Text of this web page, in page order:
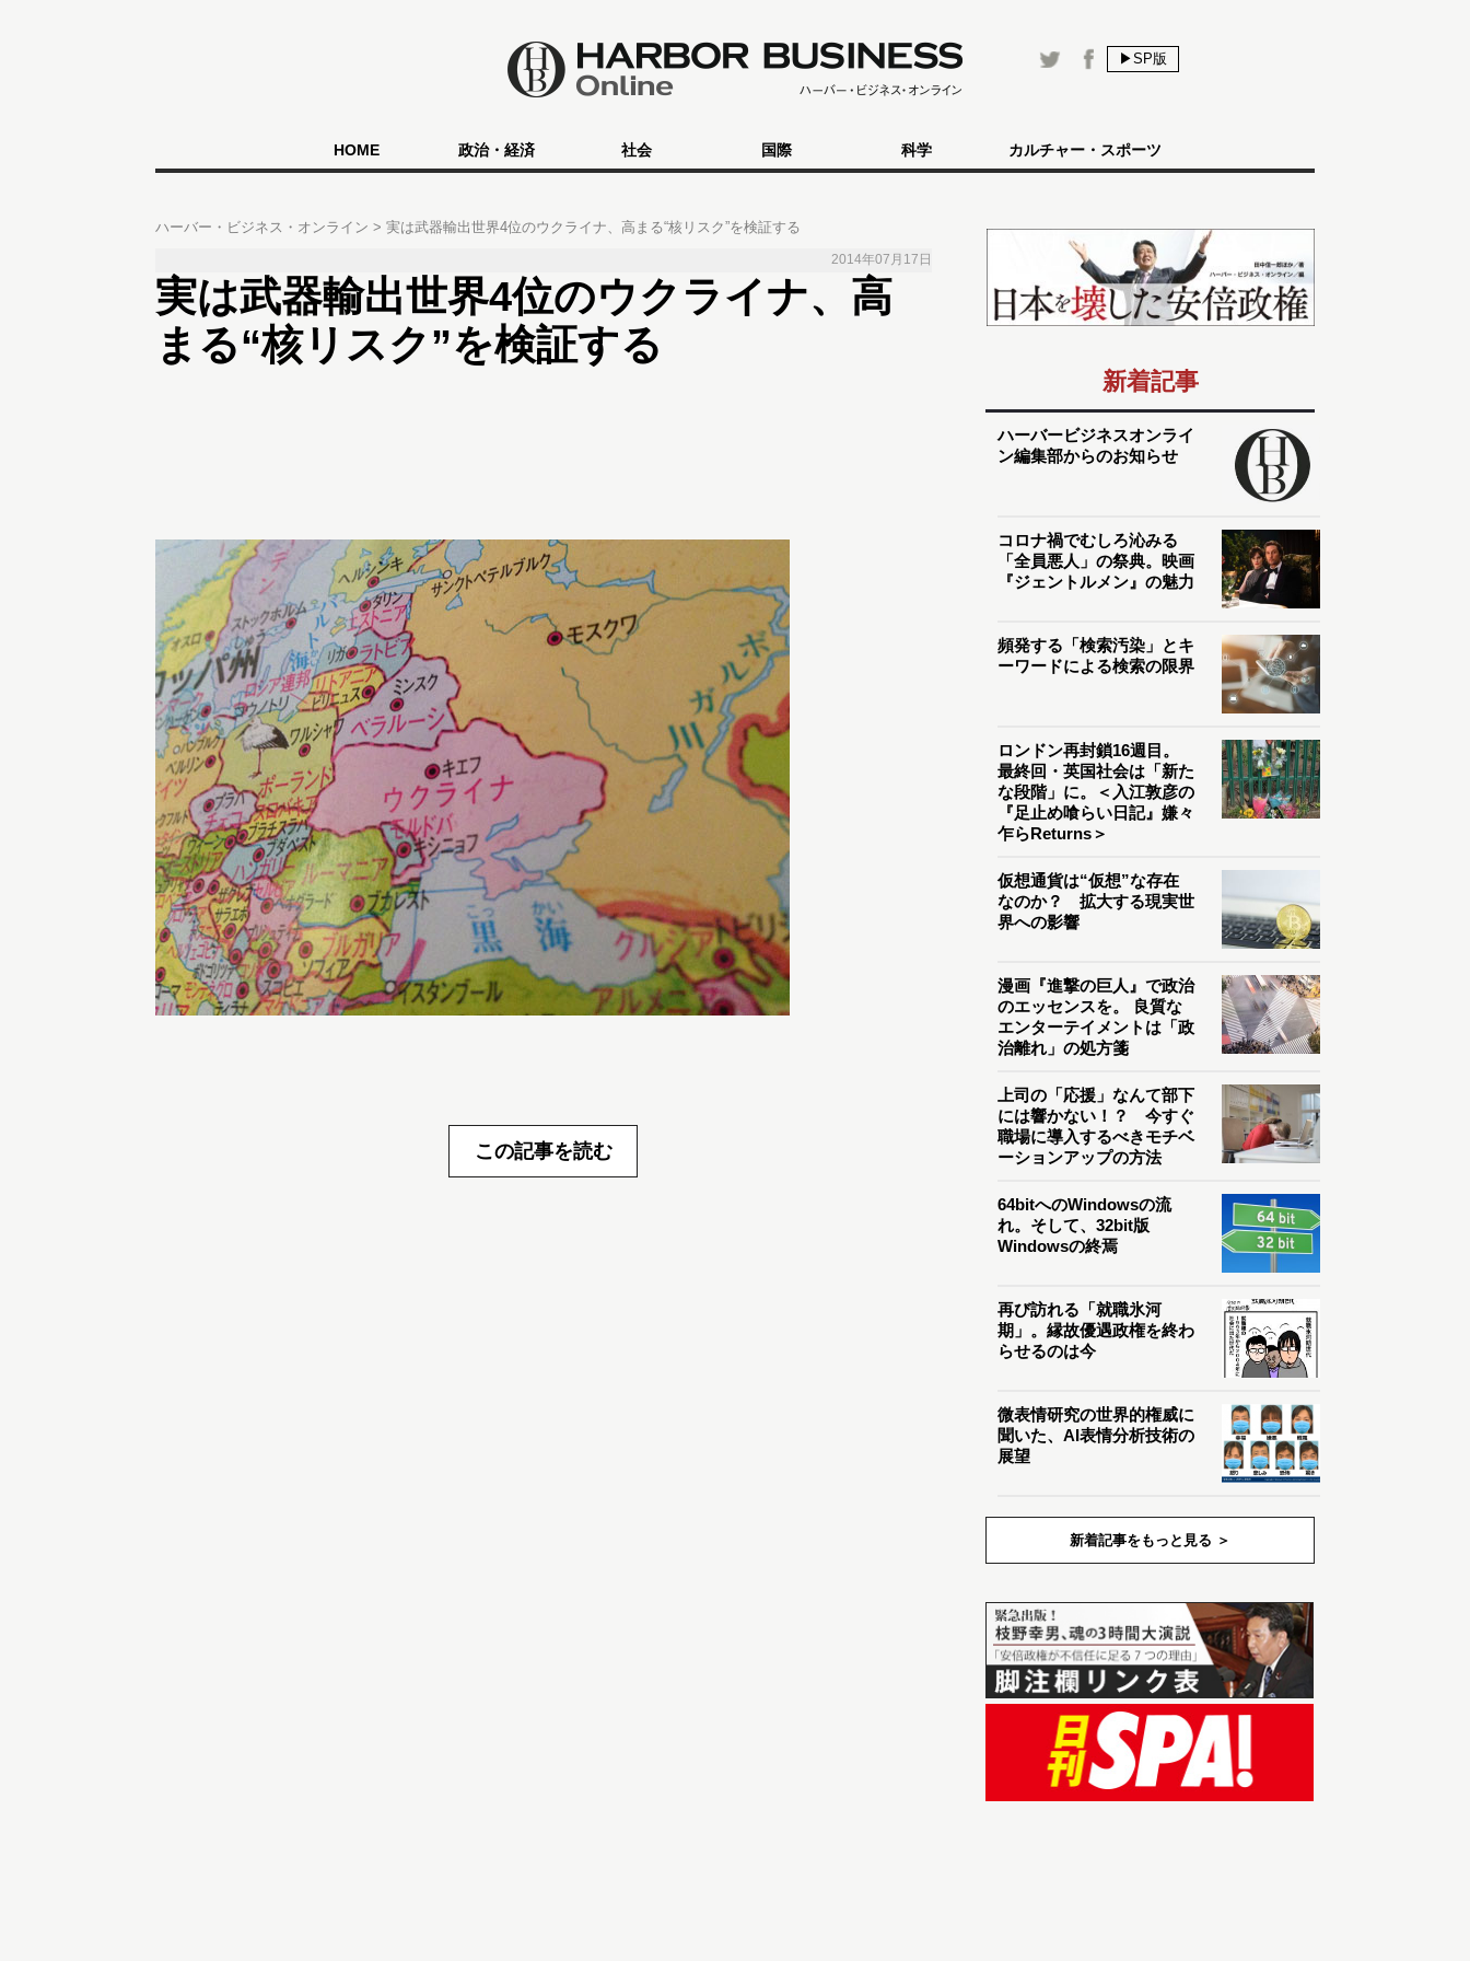
▶SP版
HOME 政治・経済 社会 国際 科学 カルチャー・スポーツ
ハーバー・ビジネス・オンライン 実は武器輸出世界4位のウクライナ、高まる“核リスク”を検証する
2014年07月17日
実は武器輸出世界4位のウクライナ、高
まる“核リスク”を検証する
この記事を読む
新着記事
ハーバービジネスオンライ
ン編集部からのお知らせ
コロナ禍でむしろ沁みる
「全員悪人」の祭典。映画
『ジェントルメン』の魅力
頻発する「検索汚染」とキ
ーワードによる検索の限界
ロンドン再封鎖16週目。
最終回・英国社会は「新た
な段階」に。＜入江敦彦の
『足止め喰らい日記』嫌々
乍らReturns＞
仮想通貨は“仮想”な存在
なのか？ 拡大する現実世
界への影響
漫画『進撃の巨人』で政治
のエッセンスを。 良質な
エンターテイメントは「政
治離れ」の処方箋
上司の「応援」なんて部下
には響かない！？ 今すぐ
職場に導入するべきモチベ
ーションアップの方法
64bitへのWindowsの流
れ。そして、32bit版
Windowsの終焉
再び訪れる「就職氷河
期」。縁故優遇政権を終わ
らせるのは今
微表情研究の世界的権威に
聞いた、AI表情分析技術の
展望
新着記事をもっと見る